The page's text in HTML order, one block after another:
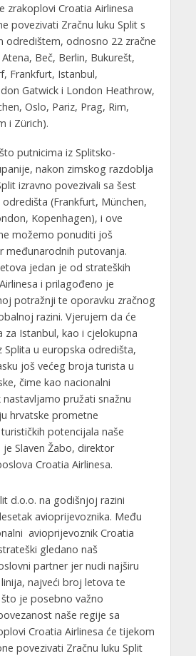
zrakoplovi Croatia Airlinesa
povezivati Zračnu luku Split s
odredištem, odnosno 22 zračne
Beč, Berlin, Bukurešt,
Frankfurt, Istanbul,
Gatwick i London Heathrow,
Oslo, Pariz, Prag, Rim,
i Zürich).
putnicima iz Splitsko-
nakon zimskog razdoblja
izravno povezivali sa šest
(Frankfurt, München,
Kopenhagen), i ove
možemo ponuditi još
međunarodnih putovanja.
jedan je od strateških
i prilagođeno je
potražnji te oporavku zračnog
razini. Vjerujem da će
za Istanbul, kao i cjelokupna
Splita u europska odredišta,
još većeg broja turista u
čime kao nacionalni
pružati snažnu
hrvatske prometne
potencijala naše
Slaven Žabo, direktor
Croatia Airlinesa.
d.o.o. na godišnjoj razini
avioprijevoznika. Među
avioprijevoznik Croatia
gledano naš
partner jer nudi najširu
najveći broj letova te
je posebno važno
naše regije sa
Croatia Airlinesa će tijekom
povezivati Zračnu luku Split